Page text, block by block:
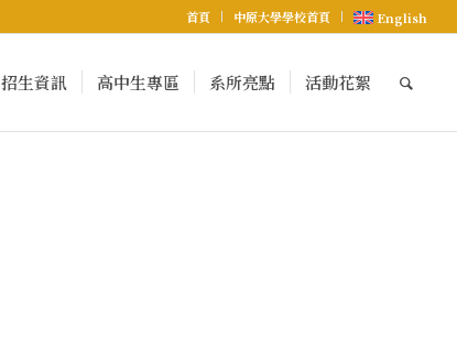
首頁 中原大學學校首頁 English
招生資訊 高中生專區 系所亮點 活動花絮